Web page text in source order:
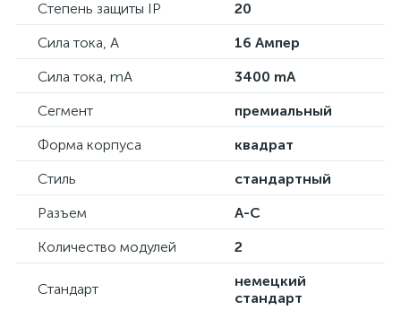
Степень защиты IP
20
Сила тока, А
16 Ампер
Сила тока, mA
3400 mA
Сегмент
премиальный
Форма корпуса
квадрат
Стиль
стандартный
Разъем
А-С
Количество модулей
2
Стандарт
немецкий
стандарт